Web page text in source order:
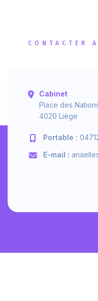
CONTACTER
Cabinet
Place des
4020 Liège
Portable :
E-mail :